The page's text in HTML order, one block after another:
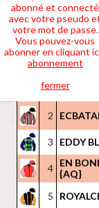
abonné et connecté
avec votre pseudo
votre mot de passe.
Vous pouvez-vous
abonner en cliquant
abonnement
fermer
1 {AQ}
2
3 EDDY
4 EN
{AQ}
5